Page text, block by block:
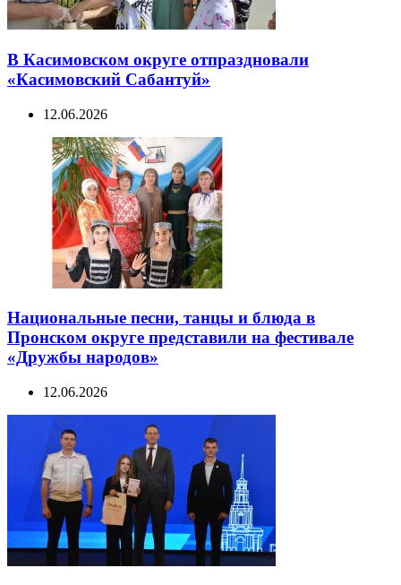
В Касимовском округе отпраздновали
«Касимовский Сабантуй»
12.06.2026
Национальные песни, танцы и блюда в
Пронском округе представили на фестивале
«Дружбы народов»
12.06.2026